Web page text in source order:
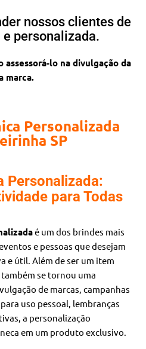
nossos clientes de
personalizada.
assessorá-lo na divulgação da
marca.
Personalizada
SP
Personalizada:
para Todas
é um dos brindes mais
e pessoas que desejam
e útil. Além de ser um item
se tornou uma
de marcas, campanhas
uso pessoal, lembranças
a personalização
em um produto exclusivo.